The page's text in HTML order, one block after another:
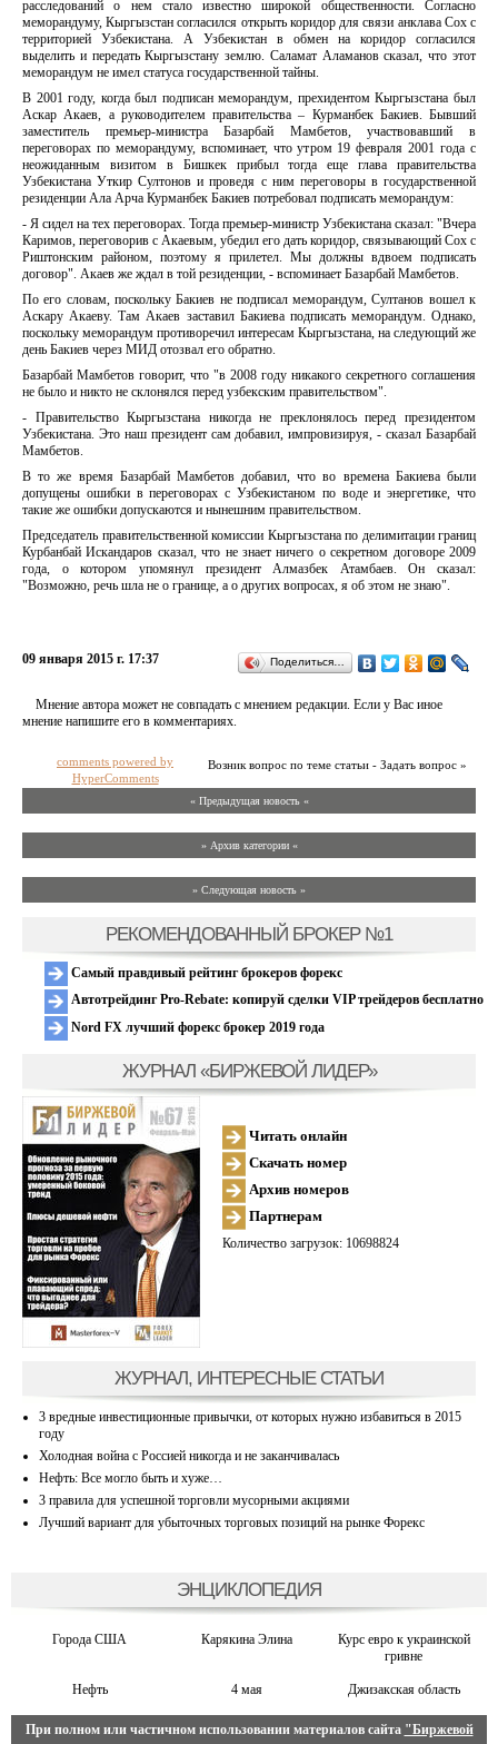
расследований о нем стало известно широкой общественности. Согласно
меморандуму, Кыргызстан согласился открыть коридор для связи анклава Сох с
территорией Узбекистана. А Узбекистан в обмен на коридор согласился
выделить и передать Кыргызстану землю. Саламат Аламанов сказал, что этот
меморандум не имел статуса государственной тайны.
В 2001 году, когда был подписан меморандум, прехидентом Кыргызстана был
Аскар Акаев, а руководителем правительства – Курманбек Бакиев. Бывший
заместитель премьер-министра Базарбай Мамбетов, участвовавший в
переговорах по меморандуму, вспоминает, что утром 19 февраля 2001 года с
неожиданным визитом в Бишкек прибыл тогда еще глава правительства
Узбекистана Уткир Султонов и проведя с ним переговоры в государственной
резиденции Ала Арча Курманбек Бакиев потребовал подписать меморандум:
- Я сидел на тех переговорах. Тогда премьер-министр Узбекистана сказал: "Вчера
Каримов, переговорив с Акаевым, убедил его дать коридор, связывающий Сох с
Риштонским районом, поэтому я прилетел. Мы должны вдвоем подписать
договор". Акаев же ждал в той резиденции, - вспоминает Базарбай Мамбетов.
По его словам, поскольку Бакиев не подписал меморандум, Султанов вошел к
Аскару Акаеву. Там Акаев заставил Бакиева подписать меморандум. Однако,
поскольку меморандум противоречил интересам Кыргызстана, на следующий же
день Бакиев через МИД отозвал его обратно.
Базарбай Мамбетов говорит, что "в 2008 году никакого секретного соглашения
не было и никто не склонялся перед узбекским правительством".
- Правительство Кыргызстана никогда не преклонялось перед президентом
Узбекистана. Это наш президент сам добавил, импровизируя, - сказал Базарбай
Мамбетов.
В то же время Базарбай Мамбетов добавил, что во времена Бакиева были
допущены ошибки в переговорах с Узбекистаном по воде и энергетике, что
такие же ошибки допускаются и нынешним правительством.
Председатель правительственной комиссии Кыргызстана по делимитации границ
Курбанбай Искандаров сказал, что не знает ничего о секретном договоре 2009
года, о котором упомянул президент Алмазбек Атамбаев. Он сказал:
"Возможно, речь шла не о границе, а о других вопросах, я об этом не знаю".
09 января 2015 г. 17:37 Поделиться…
Мнение автора может не совпадать с мнением редакции. Если у Вас иное
мнение напишите его в комментариях.
Возник вопрос по теме статьи - Задать вопрос »
comments powered by
HyperComments
« Предыдущая новость «
» Архив категории «
» Следующая новость »
РЕКОМЕНДОВАННЫЙ БРОКЕР №1
Самый правдивый рейтинг брокеров форекс
Автотрейдинг Pro-Rebate: копируй сделки VIP трейдеров бесплатно
Nord FX лучший форекс брокер 2019 года
ЖУРНАЛ «БИРЖЕВОЙ ЛИДЕР»
Читать онлайн
Скачать номер
Архив номеров
Партнерам
Количество загрузок: 10698824
ЖУРНАЛ, ИНТЕРЕСНЫЕ СТАТЬИ
3 вредные инвестиционные привычки, от которых нужно избавиться в 2015
году
Холодная война с Россией никогда и не заканчивалась
Нефть: Все могло быть и хуже…
3 правила для успешной торговли мусорными акциями
Лучший вариант для убыточных торговых позиций на рынке Форекс
ЭНЦИКЛОПЕДИЯ
Города США Карякина Элина
Курс евро к украинской
гривне
Нефть 4 мая Джизакская область
При полном или частичном использовании материалов сайта "Биржевой